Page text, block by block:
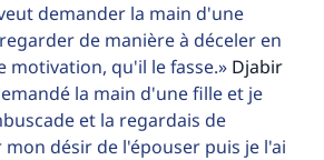
demander la main d'une
de manière à déceler en
motivation, qu'il le fasse.
Djabir
la main d'une fille et je
et la regardais de
désir de l'épouser puis je l'ai
dans la vie de
grâce à votre
contribution